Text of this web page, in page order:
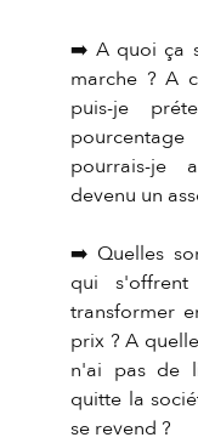
➡️ A quoi ça
marche ? A
puis-je
pourrais-je
devenu un
➡️ Quelles
qui
transformer
prix ? A
n'ai pas de
quitte la
se revend ?